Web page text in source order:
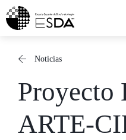
Saltar
Noticias
Proyecto
ARTE-